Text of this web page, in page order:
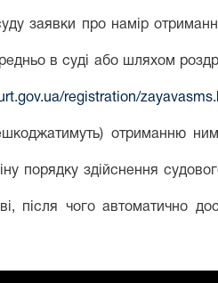
заявки про намір
в суді або шляхом
registration/
отриманню
порядку здійснення
після чого автоматично